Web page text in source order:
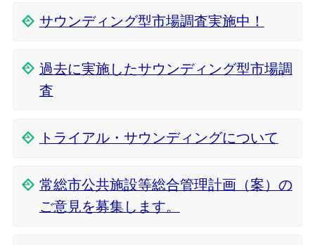
サウンディング型市場調査実施中！
過去に実施したサウンディング型市場調
査
トライアル・サウンディングについて
常総市公共施設等総合管理計画（案）の
ご意見を募集します。